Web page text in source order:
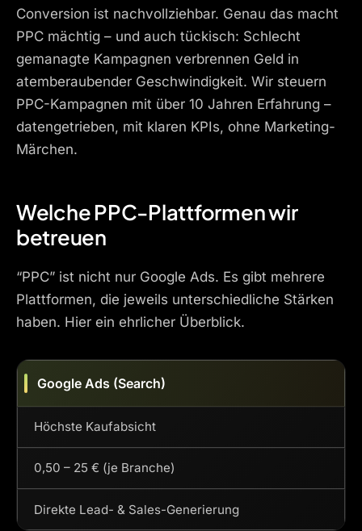
Conversion ist nachvollziehbar. Genau das macht
PPC mächtig – und auch tückisch: Schlecht
gemanagte Kampagnen verbrennen Geld in
atemberaubender Geschwindigkeit. Wir steuern
PPC-Kampagnen mit über 10 Jahren Erfahrung –
datengetrieben, mit klaren KPIs, ohne Marketing-
Märchen.
Welche PPC-Plattformen wir
betreuen
“PPC” ist nicht nur Google Ads. Es gibt mehrere
Plattformen, die jeweils unterschiedliche Stärken
haben. Hier ein ehrlicher Überblick.
Google Ads (Search)
Höchste Kaufabsicht
0,50 – 25 € (je Branche)
Direkte Lead- & Sales-Generierung